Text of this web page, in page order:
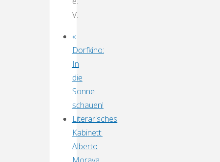
V.
«
Dorfkino:
In
die
Sonne
schauen!
Literarisches
Kabinett:
Alberto